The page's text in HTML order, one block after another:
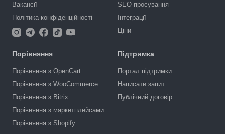
Вакансії
Політика конфіденційності
SEO-просування
Інтеграції
Ціни
Порівняння
Порівняння з OpenCart
Порівняння з WooCommerce
Порівняння з Bitrix
Порівняння з маркетплейсами
Порівняння з Shopify
Підтримка
Портал підтримки
Написати запит
Публічний договір